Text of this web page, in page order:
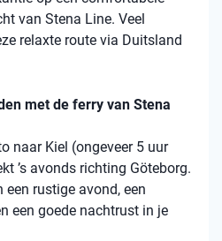
van Stena Line. Veel
relaxte route via Duitsland
met de ferry van Stena
naar Kiel (ongeveer 5 uur
’s avonds richting Göteborg.
rustige avond, een
een goede nachtrust in je